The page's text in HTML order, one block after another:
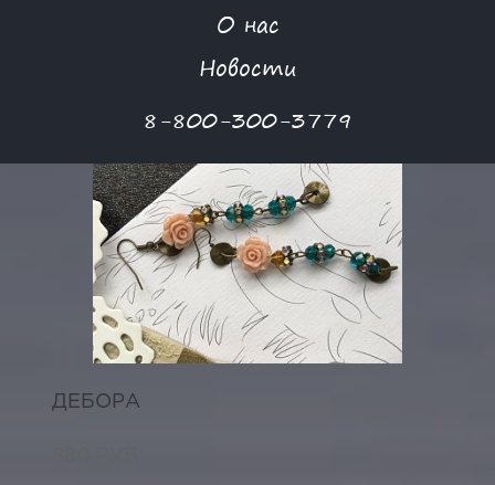
О нас
Новости
8-800-300-3779
ДЕБОРА